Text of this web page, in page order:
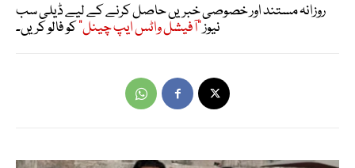
روزانہ مستند اور خصوصی خبریں حاصل کرنے کے لیے ڈیلی سب
نیوز"آفیشل واٹس ایپ چینل"کو فالو کریں۔